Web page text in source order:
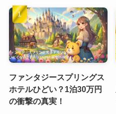
ファンタジースプリングス
ホテルひどい？1泊30万円
の衝撃の真実！